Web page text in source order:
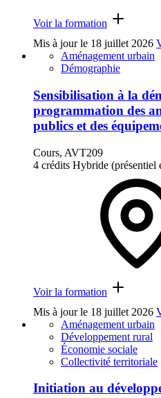
Voir la formation
Mis à jour le 18 juillet 2026
Aménagement urbain
Démographie
Sensibilisation à la
programmation des
publics et des
Cours, AVT209
4 crédits Hybride (présentiel
Voir la formation
Mis à jour le 18 juillet 2026
Aménagement urbain
Développement rural
Économie sociale
Collectivité territoriale
Initiation au